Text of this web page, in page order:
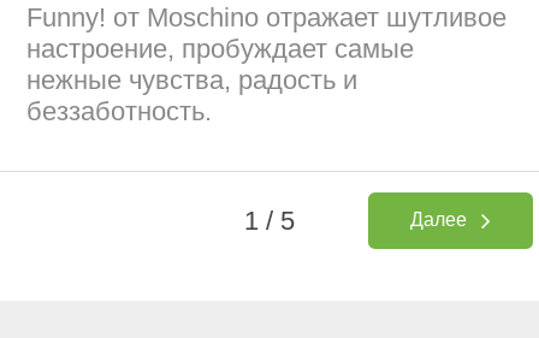
Funny! от Moschino отражает шутливое
настроение, пробуждает самые
нежные чувства, радость и
беззаботность.
1 / 5 Далее